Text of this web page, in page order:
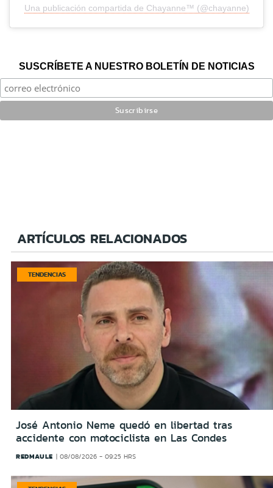
Una publicación compartida de Chayanne™ (@chayanne)
SUSCRÍBETE A NUESTRO BOLETÍN DE NOTICIAS
ARTÍCULOS RELACIONADOS
TENDENCIAS
José Antonio Neme quedó en libertad tras
accidente con motociclista en Las Condes
REDMAULE 08/08/2026 - 09:25 HRS